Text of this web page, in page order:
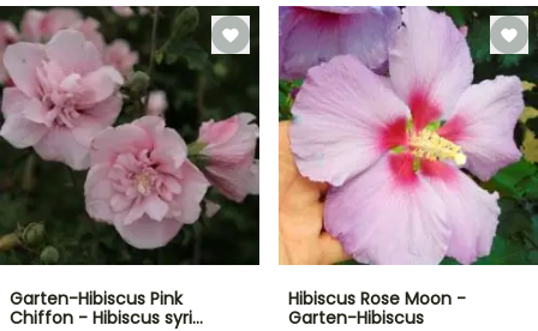
Garten-Hibiscus Pink
Chiffon - Hibiscus syri…
Hibiscus Rose Moon -
Garten-Hibiscus